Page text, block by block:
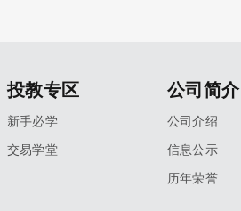
投教专区
新手必学
交易学堂
公司简介
公司介绍
信息公示
历年荣誉